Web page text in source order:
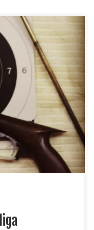
Wiesbaden auf
Ringen
Der
Einzelwertung
Klock 141 Ringe
[…]